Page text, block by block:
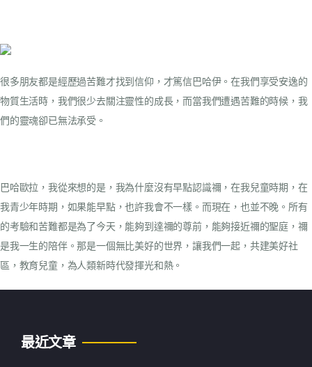
很多朋友都是經歷過苦難才找到信仰，才篤信巴哈伊。在我們享受安逸的
物質生活時，我們很少去關注靈性的成長，而當我們遭遇苦難的時候，我
們的靈魂卻已無法承受。
巴哈歐拉，我從來想的是，我為什麼沒有早點認識禰，在我兒童時期，在
我青少年時期，如果能早點，也許我會不一樣。而現在，也並不晚。所有
的考驗和苦難都是為了今天，能夠到達禰的尊前，能夠接近禰的聖庭，禰
是我一生的陪伴。那是一個無比美好的世界，讓我們一起，共建美好社
區，教育兒童，為人類新時代發揮光和熱。
最近文章